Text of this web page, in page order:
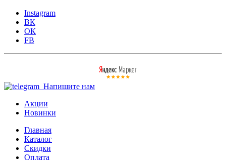
Instagram
ВК
ОК
FB
Напишите нам
Акции
Новинки
Главная
Каталог
Скидки
Оплата